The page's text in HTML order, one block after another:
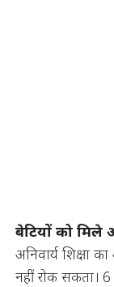
बेटियों को
अनिवार्य शिक्षा
नहीं रोक सकता।